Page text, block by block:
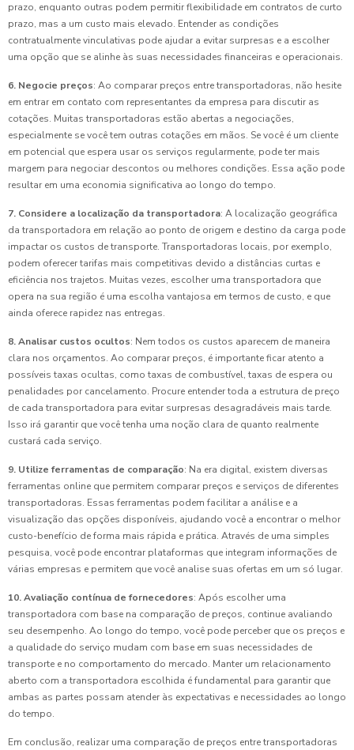
prazo, enquanto outras podem permitir flexibilidade em contratos de curto
prazo, mas a um custo mais elevado. Entender as condições
contratualmente vinculativas pode ajudar a evitar surpresas e a escolher
uma opção que se alinhe às suas necessidades financeiras e operacionais.
6. Negocie preços: Ao comparar preços entre transportadoras, não hesite
em entrar em contato com representantes da empresa para discutir as
cotações. Muitas transportadoras estão abertas a negociações,
especialmente se você tem outras cotações em mãos. Se você é um cliente
em potencial que espera usar os serviços regularmente, pode ter mais
margem para negociar descontos ou melhores condições. Essa ação pode
resultar em uma economia significativa ao longo do tempo.
7. Considere a localização da transportadora: A localização geográfica
da transportadora em relação ao ponto de origem e destino da carga pode
impactar os custos de transporte. Transportadoras locais, por exemplo,
podem oferecer tarifas mais competitivas devido a distâncias curtas e
eficiência nos trajetos. Muitas vezes, escolher uma transportadora que
opera na sua região é uma escolha vantajosa em termos de custo, e que
ainda oferece rapidez nas entregas.
8. Analisar custos ocultos: Nem todos os custos aparecem de maneira
clara nos orçamentos. Ao comparar preços, é importante ficar atento a
possíveis taxas ocultas, como taxas de combustível, taxas de espera ou
penalidades por cancelamento. Procure entender toda a estrutura de preço
de cada transportadora para evitar surpresas desagradáveis mais tarde.
Isso irá garantir que você tenha uma noção clara de quanto realmente
custará cada serviço.
9. Utilize ferramentas de comparação: Na era digital, existem diversas
ferramentas online que permitem comparar preços e serviços de diferentes
transportadoras. Essas ferramentas podem facilitar a análise e a
visualização das opções disponíveis, ajudando você a encontrar o melhor
custo-benefício de forma mais rápida e prática. Através de uma simples
pesquisa, você pode encontrar plataformas que integram informações de
várias empresas e permitem que você analise suas ofertas em um só lugar.
10. Avaliação contínua de fornecedores: Após escolher uma
transportadora com base na comparação de preços, continue avaliando
seu desempenho. Ao longo do tempo, você pode perceber que os preços e
a qualidade do serviço mudam com base em suas necessidades de
transporte e no comportamento do mercado. Manter um relacionamento
aberto com a transportadora escolhida é fundamental para garantir que
ambas as partes possam atender às expectativas e necessidades ao longo
do tempo.
Em conclusão, realizar uma comparação de preços entre transportadoras